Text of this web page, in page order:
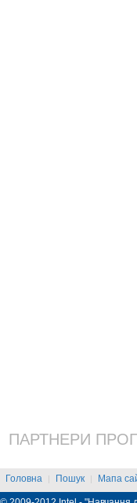
ПАРТНЕРИ
Головна | Пошук | Мапа